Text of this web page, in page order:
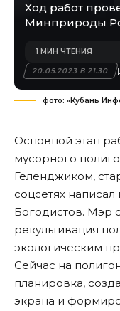
Ход работ
Минприроды
20.05.2023 В 21:30
1 МИН ЧТЕНИЯ
фото: «Кубань
Основной этап
мусорного
Геленджиком,
соцсетях
Богодистов. Мэр
рекультивация
экологическим
Сейчас на
планировка,
экрана и